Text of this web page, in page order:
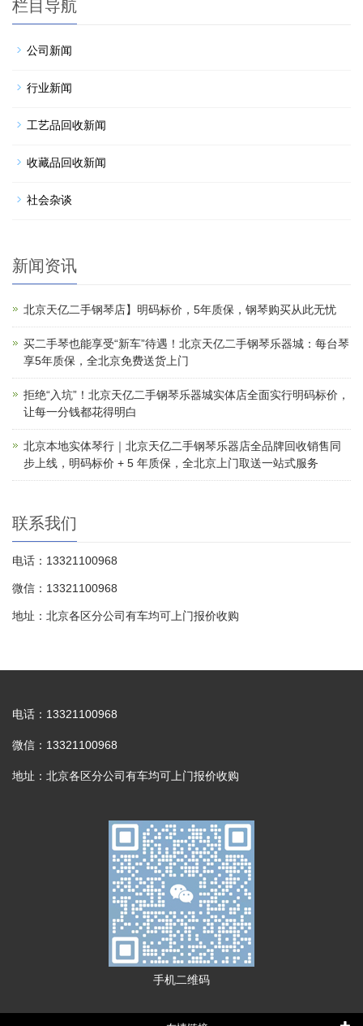
栏目导航
公司新闻
行业新闻
工艺品回收新闻
收藏品回收新闻
社会杂谈
新闻资讯
北京天亿二手钢琴店】明码标价，5年质保，钢琴购买从此无忧
买二手琴也能享受“新车”待遇！北京天亿二手钢琴乐器城：每台琴
享5年质保，全北京免费送货上门
拒绝“入坑”！北京天亿二手钢琴乐器城实体店全面实行明码标价，
让每一分钱都花得明白
北京本地实体琴行｜北京天亿二手钢琴乐器店全品牌回收销售同
步上线，明码标价 + 5 年质保，全北京上门取送一站式服务
联系我们
电话：13321100968
微信：13321100968
地址：北京各区分公司有车均可上门报价收购
电话：13321100968
微信：13321100968
地址：北京各区分公司有车均可上门报价收购
手机二维码